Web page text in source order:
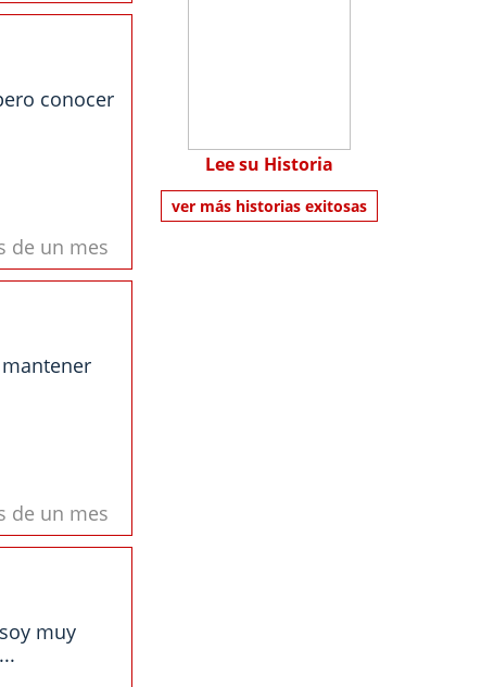
conocer
de un mes
de un mes
muy
Lee su Historia
ver más historias exitosas